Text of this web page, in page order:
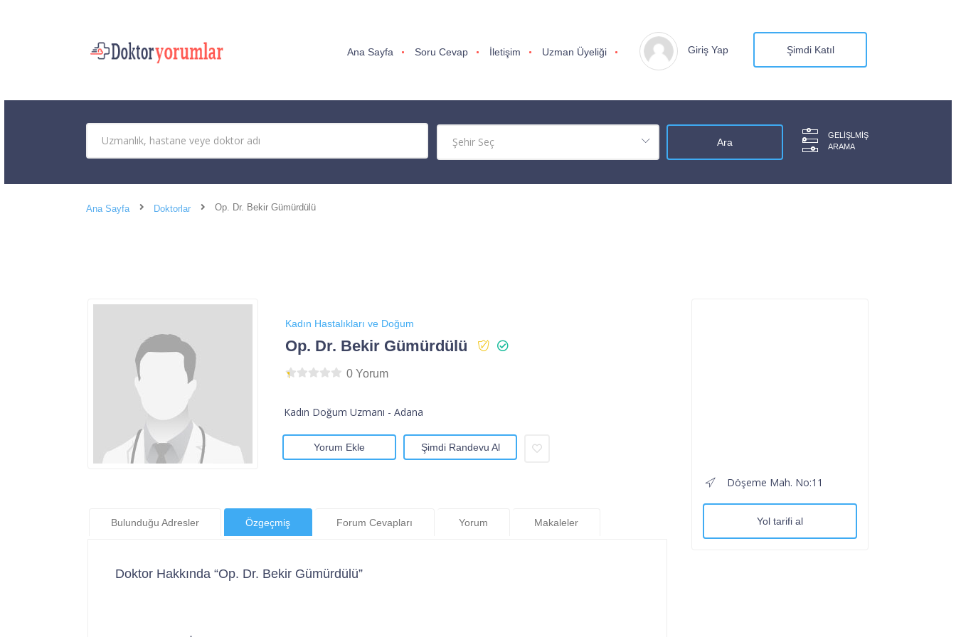
Ana Sayfa Soru Cevap İletişim Uzman Üyeliği Giriş Yap Şimdi Katıl
GELIŞLMIŞ
ARAMA
Ana Sayfa Doktorlar Op. Dr. Bekir Gümürdülü
Kadın Hastalıkları ve Doğum
Op. Dr. Bekir Gümürdülü
0 Yorum
Kadın Doğum Uzmanı - Adana
Yorum Ekle Şimdi Randevu Al
Bulunduğu Adresler Özgeçmiş Forum Cevapları Yorum Makaleler
Doktor Hakkında “Op. Dr. Bekir Gümürdülü”
Döşeme Mah. No:11
Yol tarifi al